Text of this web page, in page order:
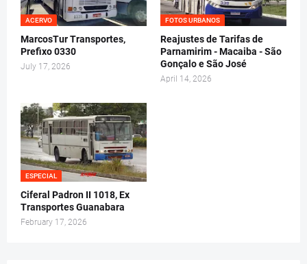
ACERVO
MarcosTur Transportes,
Prefixo 0330
July 17, 2026
FOTOS URBANOS
Reajustes de Tarifas de
Parnamirim - Macaiba - São
Gonçalo e São José
April 14, 2026
ESPECIAL
Ciferal Padron II 1018, Ex
Transportes Guanabara
February 17, 2026